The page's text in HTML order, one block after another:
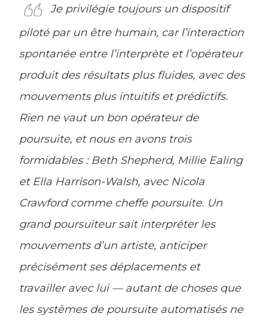
Je privilégie toujours un dispositif
piloté par un être humain, car l’interaction
spontanée entre l’interprète et l’opérateur
produit des résultats plus fluides, avec des
mouvements plus intuitifs et prédictifs.
Rien ne vaut un bon opérateur de
poursuite, et nous en avons trois
formidables : Beth Shepherd, Millie Ealing
et Ella Harrison-Walsh, avec Nicola
Crawford comme cheffe poursuite. Un
grand poursuiteur sait interpréter les
mouvements d’un artiste, anticiper
précisément ses déplacements et
travailler avec lui — autant de choses que
les systèmes de poursuite automatisés ne